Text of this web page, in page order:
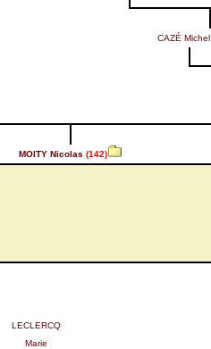
CAZÉ Michel
MOITY Nicolas (142)
LECLERCQ
Marie